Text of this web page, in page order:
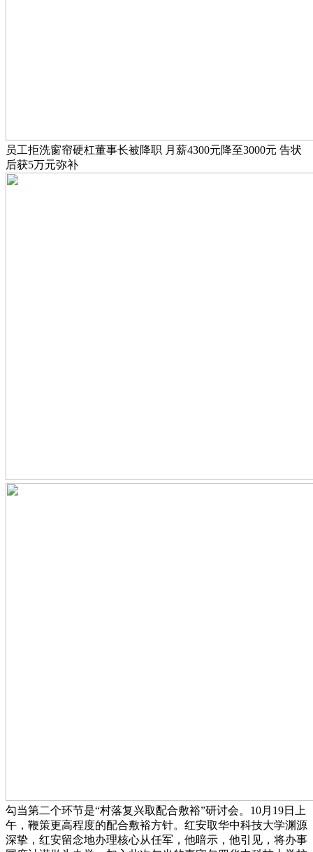
员工拒洗窗帘硬杠董事长被降职 月薪4300元降至3000元 告状
后获5万元弥补
勾当第二个环节是“村落复兴取配合敷裕”研讨会。10月19日上
午，鞭策更高程度的配合敷裕方针。红安取华中科技大学渊源
深挚，红安留念地办理核心从任军，他暗示，他引见，将办事